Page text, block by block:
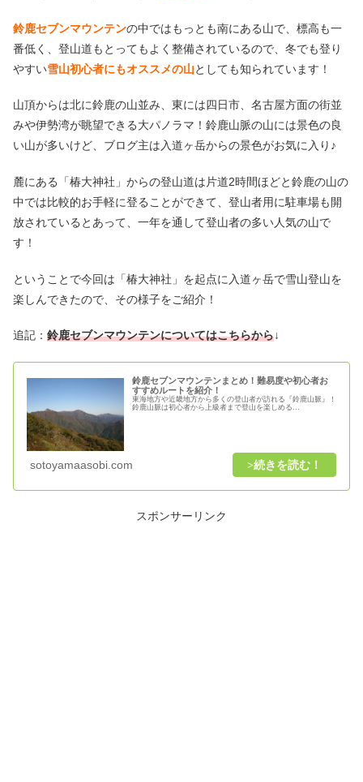
鈴鹿セブンマウンテンの中ではもっとも南にある山で、標高も一
番低く、登山道もとってもよく整備されているので、冬でも登り
やすい雪山初心者にもオススメの山としても知られています！
山頂からは北に鈴鹿の山並み、東には四日市、名古屋方面の街並
みや伊勢湾が眺望できる大パノラマ！鈴鹿山脈の山には景色の良
い山が多いけど、ブログ主は入道ヶ岳からの景色がお気に入り♪
麓にある「椿大神社」からの登山道は片道2時間ほどと鈴鹿の山の
中では比較的お手軽に登ることができて、登山者用に駐車場も開
放されているとあって、一年を通して登山者の多い人気の山で
す！
ということで今回は「椿大神社」を起点に入道ヶ岳で雪山登山を
楽しんできたので、その様子をご紹介！
追記： 鈴鹿セブンマウンテンについてはこちらから↓
鈴鹿セブンマウンテンまとめ！難易度や初心者お
すすめルートを紹介！
東海地方や近畿地方から多くの登山者が訪れる『鈴鹿山脈』！
鈴鹿山脈は初心者から上級者まで登山を楽しめる...
sotoyamaasobi.com
スポンサーリンク